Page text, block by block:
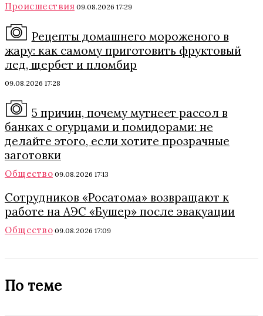
Происшествия 09.08.2026 17:29
Рецепты домашнего мороженого в
жару: как самому приготовить фруктовый
лед, щербет и пломбир
09.08.2026 17:28
5 причин, почему мутнеет рассол в
банках с огурцами и помидорами: не
делайте этого, если хотите прозрачные
заготовки
Общество 09.08.2026 17:13
Сотрудников «Росатома» возвращают к
работе на АЭС «Бушер» после эвакуации
Общество 09.08.2026 17:09
По теме